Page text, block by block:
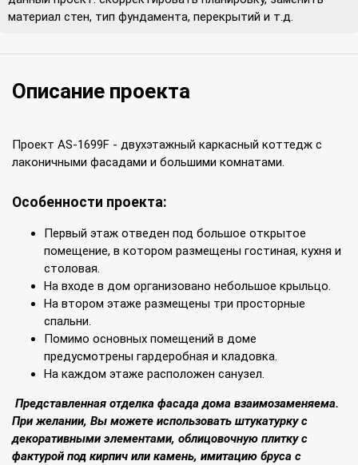
материал стен, тип фундамента, перекрытий и т.д.
Описание проекта
Проект AS-1699F - двухэтажный каркасный коттедж с
лаконичными фасадами и большими комнатами.
Особенности проекта:
Первый этаж отведен под большое открытое
помещение, в котором размещены гостиная, кухня и
столовая.
На входе в дом организовано небольшое крыльцо.
На втором этаже размещены три просторные
спальни.
Помимо основных помещений в доме
предусмотрены гардеробная и кладовка.
На каждом этаже расположен санузел.
Представленная отделка фасада дома взаимозаменяема.
При желании, Вы можете использовать штукатурку с
декоративными элементами, облицовочную плитку с
фактурой под кирпич или камень, имитацию бруса с